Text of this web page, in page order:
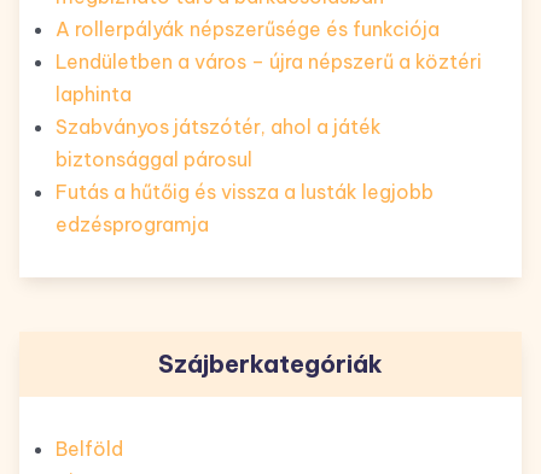
A rollerpályák népszerűsége és funkciója
Lendületben a város – újra népszerű a köztéri
laphinta
Szabványos játszótér, ahol a játék
biztonsággal párosul
Futás a hűtőig és vissza a lusták legjobb
edzésprogramja
Szájberkategóriák
Belföld